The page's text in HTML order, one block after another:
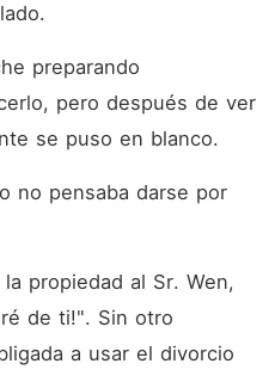
preparando
pero después de ver
se puso en blanco.
no pensaba darse por
propiedad al Sr. Wen,
de ti!". Sin otro
a usar el divorcio